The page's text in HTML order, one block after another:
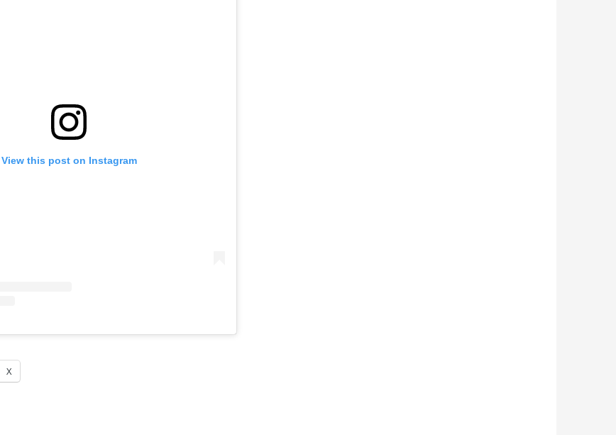
View this post on Instagram
X